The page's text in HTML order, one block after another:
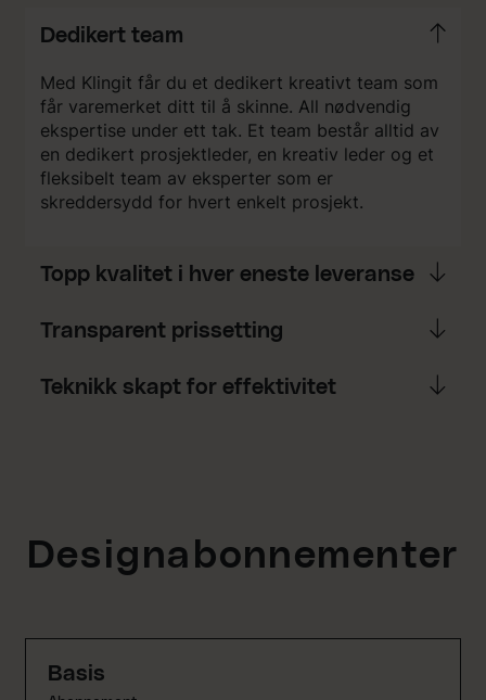
Dedikert team
Med Klingit får du et dedikert kreativt team som
får varemerket ditt til å skinne. All nødvendig
ekspertise under ett tak. Et team består alltid av
en dedikert prosjektleder, en kreativ leder og et
fleksibelt team av eksperter som er
skreddersydd for hvert enkelt prosjekt.
Topp kvalitet i hver eneste leveranse
Transparent prissetting
Teknikk skapt for effektivitet
Designabonnementer
Basis